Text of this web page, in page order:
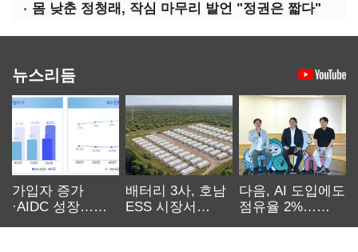
몸 낮춘 정청래, 작심 마무리 발언 "정권은 짧다"
뉴스리듬
가입자 증가
·AIDC 성장…
배터리 3사, 호남
ESS 시장서
다음, AI 도입에도
점유율 2%…